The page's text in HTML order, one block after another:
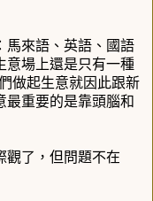
馬來語、英語、國語
意場上還是只有一種
做起生意就因此跟新
最重要的是靠頭腦和
觀了，但問題不在